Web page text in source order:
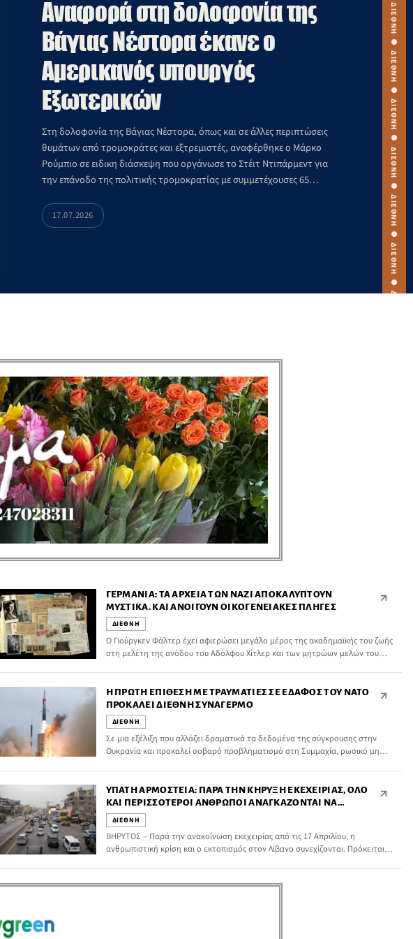
Αναφορά στη δολοφονία της
Βάγιας Νέστορα έκανε ο
Αμερικανός υπουργός
Εξωτερικών
Στη δολοφονία της Βάγιας Νέστορα, όπως και σε άλλες περιπτώσεις
θυμάτων από τρομοκράτες και εξτρεμιστές, αναφέρθηκε ο Μάρκο
Ρούμπιο σε ειδικη διάσκεψη που οργάνωσε το Στέιτ Ντιπάρμεντ για
την επάνοδο της πολιτικής τρομοκρατίας με συμμετέχουσες 65
17.07.2026 ΔΙΕΘΝΗ ● ΔΙΕΘΝΗ ● ΔΙΕΘΝΗ ● ΔΙΕΘΝΗ ● ΔΙΕΘΝΗ ● ΔΙΕΘΝΗ ● ΔΙΕΘΝΗ ● ΔΙΕΘΝΗ ● ΔΙΕΘΝΗ ● ΔΙΕΘΝΗ ●
ΓΕΡΜΑΝΊΑ: ΤΑ ΑΡΧΕΊΑ ΤΩΝ ΝΑΖΊ ΑΠΟΚΑΛΎΠΤΟΥΝ
ΜΥΣΤΙΚΆ. ΚΑΙ ΑΝΟΊΓΟΥΝ ΟΙΚΟΓΕΝΕΙΑΚΈΣ ΠΛΗΓΈΣ
ΔΙΕΘΝΗ
Ο Γιούργκεν Φάλτερ έχει αφιερώσει μεγάλο μέρος της ακαδημαϊκής του ζωής
στη μελέτη της ανόδου του Αδόλφου Χίτλερ και των μητρώων μελών του
Η ΠΡΏΤΗ ΕΠΊΘΕΣΗ ΜΕ ΤΡΑΥΜΑΤΊΕΣ ΣΕ ΈΔΑΦΟΣ ΤΟΥ ΝΑΤΟ
ΠΡΟΚΑΛΕΊ ΔΙΕΘΝΉ ΣΥΝΑΓΕΡΜΌ
ΔΙΕΘΝΗ
Σε μια εξέλιξη που αλλάζει δραματικά τα δεδομένα της σύγκρουσης στην
Ουκρανία και προκαλεί σοβαρό προβληματισμό στη Συμμαχία, ρωσικό μη
ανάμεσά τους και έναν ανήλικο. Πρόκειται για την πρώτη επιβεβαιωμένη
περίπτωση κατά την οποία ρωσική επίθεση προκαλεί θύματα σε έδαφος […]
ΎΠΑΤΗ ΑΡΜΟΣΤΕΊΑ: ΠΑΡΆ ΤΗΝ ΚΉΡΥΞΗ ΕΚΕΧΕΙΡΊΑΣ, ΌΛΟ
ΚΑΙ ΠΕΡΙΣΣΌΤΕΡΟΙ ΆΝΘΡΩΠΟΙ ΑΝΑΓΚΆΖΟΝΤΑΙ ΝΑ
ΕΓΚΑΤΑΛΕΊΨΟΥΝ ΤΑ ΣΠΊΤΙΑ ΤΟΥΣ ΣΤΟΝ ΛΊΒΑΝΟ
ΔΙΕΘΝΗ
ΒΗΡΥΤΟΣ – Παρά την ανακοίνωση εκεχειρίας από τις 17 Απριλίου, η
ανθρωπιστική κρίση και ο εκτοπισμός στον Λίβανο συνεχίζονται. Πρόκειται
απαγορεύσεις επιστροφής σε ορισμένες περιοχές και περιορισμούς στην